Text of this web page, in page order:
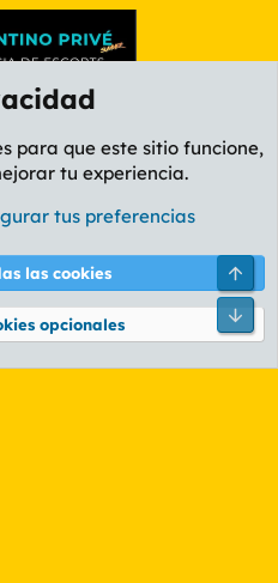
Política de privacidad Ayuda
2026 XenForo Ltd.
para que este sitio funcione,
tu experiencia.
tus preferencias
las cookies
opcionales
Pie